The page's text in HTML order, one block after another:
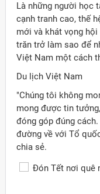
Là những người học
cạnh tranh cao, thế
mới và khát vọng
trăn trở làm sao để
Việt Nam một cách
Du lịch Việt Nam
"Chúng tôi không
mong được tin
đóng góp đúng
đường về với Tổ
chia sẻ.